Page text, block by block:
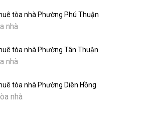
tòa nhà Phường Phú Thuận
nhà
tòa nhà Phường Tân Thuận
nhà
tòa nhà Phường Diên Hồng
nhà